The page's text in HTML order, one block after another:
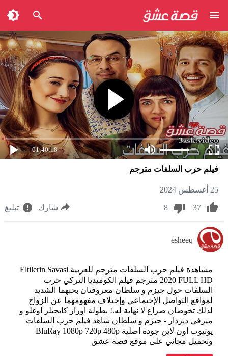
01:40:18
فيلم حرب السلفات مترجم
25 أغسطس 2024
37
8 شارك تبليغ
esheeq
مشاهدة فيلم حرب السلفات مترجم للعربية Eltilerin Savasi
2020 FULL HD مترجم فيلم الكوميديا التركي حرب
السلفات حول جيزم و سلطان معروفتان بحبهما الشديد
لمواقع التواصل الإجتماعي وإختلاف مفهومهما عن الزواج
لذلك تخوضان صراع لا نهاية له.! بطولة اوراز كايجيلر اوغلو و
ميرفي ديزدار - جيزم و سلطان شاهد فيلم حرب السلفات
يوتيوب اون لاين جودة اصلية BluRay 1080p 720p 480p
وتحميل مجاني على موقع قصة عشق